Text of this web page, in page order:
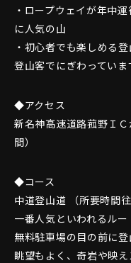
・ロープウェイが年中
に人気の山
・初心者でも楽しめる
登山客でにぎわっていま
◆アクセス
新名神高速道路菰野Ｉ
間）
◆コース
中道登山道 （所要時間
一番人気といわれるルー
無料駐車場の目の前に登
眺望もよく、奇岩や映